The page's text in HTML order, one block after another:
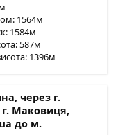
1564м
1584м
587м
1396м
через г.
г. Маковиця,
до м.